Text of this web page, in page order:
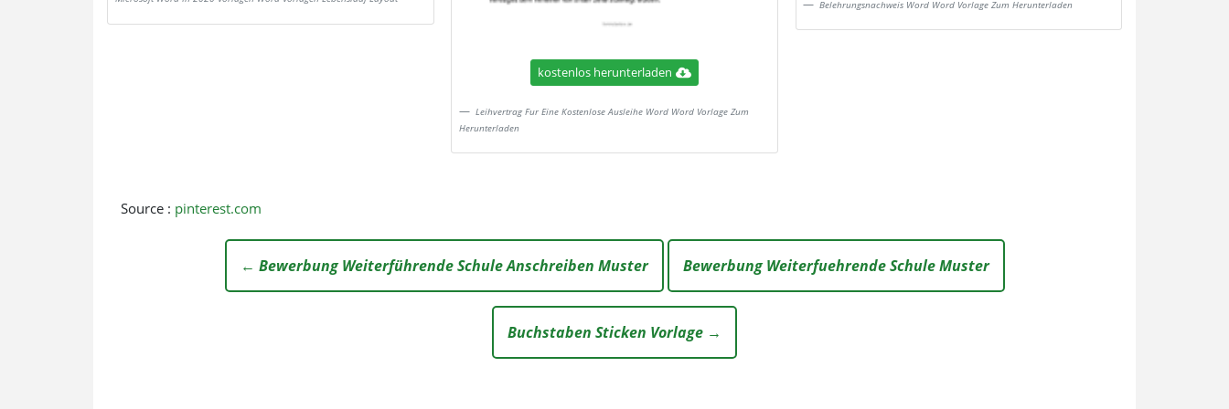
kostenlos herunterladen
Leihvertrag Fur Eine Kostenlose Ausleihe Word Word Vorlage Zum
Herunterladen
Belehrungsnachweis Word Word Vorlage Zum Herunterladen
Source : pinterest.com
← Bewerbung Weiterführende Schule Anschreiben Muster Bewerbung Weiterfuehrende Schule Muster
Buchstaben Sticken Vorlage →